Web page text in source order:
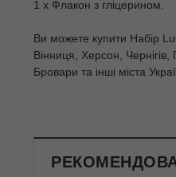
1 х Флакон з гліцерином.
Ви можете купити Набiр
Вінниця, Херсон,
Бровари та інші міста